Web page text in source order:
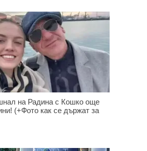
на Радина с Кошко още
(+Фото как се държат за